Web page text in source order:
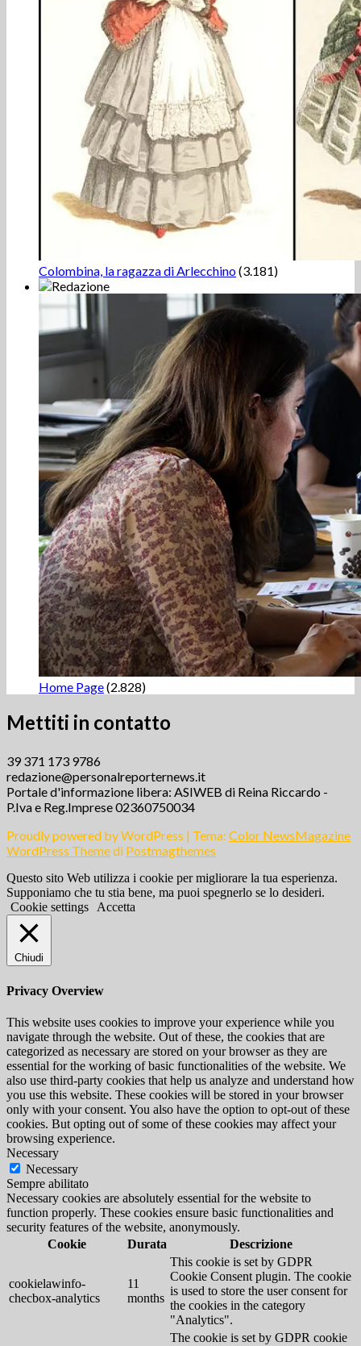
Colombina, la ragazza di Arlecchino(3.181)
Home Page(2.828)
Mettiti in contatto
39 371 173 9786
redazione@personalreporternews.it
Portale d'informazione libera: ASIWEB di Reina Riccardo -
P.Iva e Reg.Imprese 02360750034
Proudly powered by WordPress | Tema: Color NewsMagazine
WordPress Themedi Postmagthemes
Questo sito Web utilizza i cookie per migliorare la tua esperienza.
Supponiamo che tu stia bene, ma puoi spegnerlo se lo desideri.
Cookie settings
Accetta
Chiudi
Privacy Overview
This website uses cookies to improve your experience while you
navigate through the website. Out of these, the cookies that are
categorized as necessary are stored on your browser as they are
essential for the working of basic functionalities of the website. We
also use third-party cookies that help us analyze and understand how
you use this website. These cookies will be stored in your browser
only with your consent. You also have the option to opt-out of these
cookies. But opting out of some of these cookies may affect your
browsing experience.
Necessary
Necessary
Sempre abilitato
Necessary cookies are absolutely essential for the website to
function properly. These cookies ensure basic functionalities and
security features of the website, anonymously.
Cookie
Durata Descrizione
cookielawinfo-
checbox-analytics
11
months
This cookie is set by GDPR
Cookie Consent plugin. The cookie
is used to store the user consent for
the cookies in the category
"Analytics".
The cookie is set by GDPR cookie